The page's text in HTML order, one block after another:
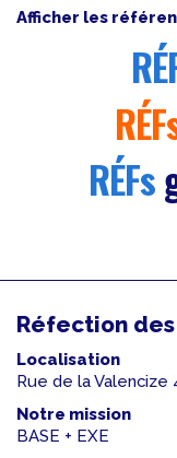
Afficher les
RÉFs
Réfection
Localisation
Rue de la Valencize
Notre mission
BASE + EXE